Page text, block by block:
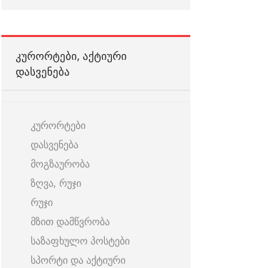
ᲙᲣᲠᲝᲠᲢᲔᲑᲘ, ᲐᲥᲢᲘᲣᲠᲘ
ᲓᲐᲡᲕᲔᲜᲔᲑᲐ
კურორტები
დასვენება
მოგზაურობა
ზღვა, რუჯი
რუჯი
მზით დამწვრობა
საზაფხულო პოსტები
სპორტი და აქტიური